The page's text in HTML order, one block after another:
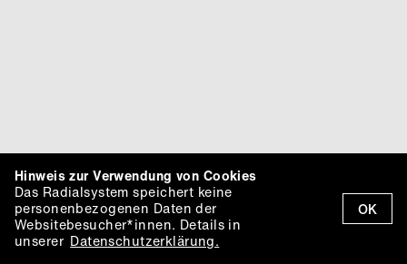
OK
Hinweis zur Verwendung von Cookies
Das Radialsystem speichert keine
personenbezogenen Daten der
Websitebesucher*innen. Details in
unserer Datenschutzerklärung.